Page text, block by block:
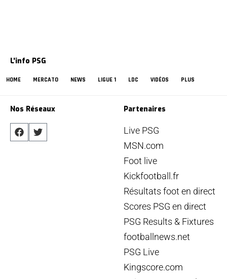
L'info PSG
HOME MERCATO NEWS LIGUE 1 LDC VIDÉOS PLUS
Nos Réseaux Partenaires
Live PSG
MSN.com
Foot live
Kickfootball.fr
Résultats foot en direct
Scores PSG en direct
PSG Results & Fixtures
footballnews.net
PSG Live
Kingscore.com